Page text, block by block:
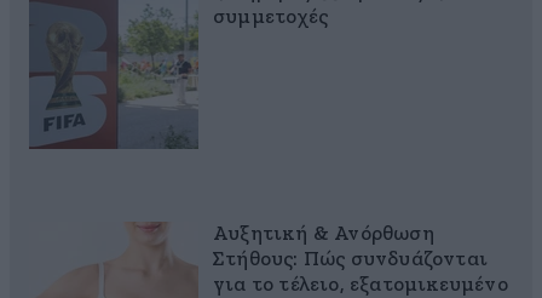
συμμετοχές
Αυξητική & Ανόρθωση
Στήθους: Πώς συνδυάζονται
για το τέλειο, εξατομικευμένο